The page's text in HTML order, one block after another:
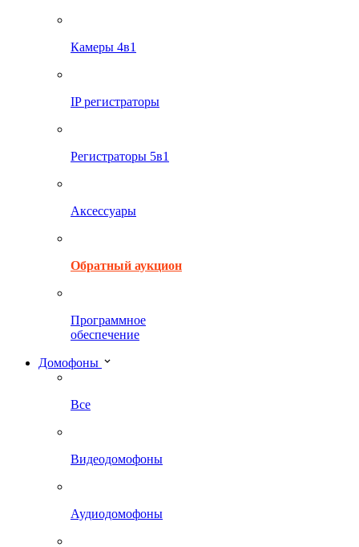
Камеры 4в1
IP регистраторы
Регистраторы 5в1
Аксессуары
Обратный аукцион
Программное
обеспечение
Домофоны
Все
Видеодомофоны
Аудиодомофоны